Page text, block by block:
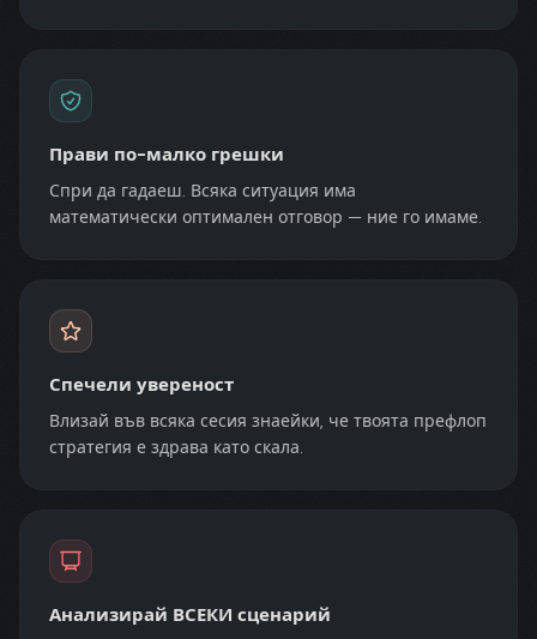
Прави по-малко грешки
Спри да гадаеш. Всяка ситуация има
математически оптимален отговор — ние го имаме.
Спечели увереност
Влизай във всяка сесия знаейки, че твоята префлоп
стратегия е здрава като скала.
Анализирай ВСЕКИ сценарий